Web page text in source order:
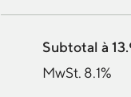
Subtotal à
MwSt. 8.1%